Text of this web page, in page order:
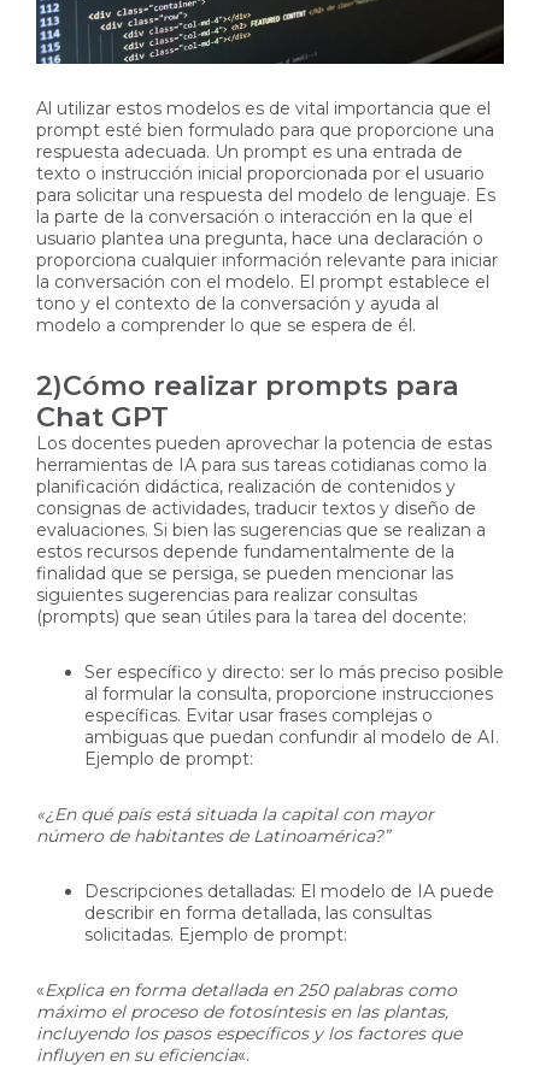
Al utilizar estos modelos es de vital importancia que el
prompt esté bien formulado para que proporcione una
respuesta adecuada. Un prompt es una entrada de
texto o instrucción inicial proporcionada por el usuario
para solicitar una respuesta del modelo de lenguaje. Es
la parte de la conversación o interacción en la que el
usuario plantea una pregunta, hace una declaración o
proporciona cualquier información relevante para iniciar
la conversación con el modelo. El prompt establece el
tono y el contexto de la conversación y ayuda al
modelo a comprender lo que se espera de él.
2)Cómo realizar prompts para
Chat GPT
Los docentes pueden aprovechar la potencia de estas
herramientas de IA para sus tareas cotidianas como la
planificación didáctica, realización de contenidos y
consignas de actividades, traducir textos y diseño de
evaluaciones. Si bien las sugerencias que se realizan a
estos recursos depende fundamentalmente de la
finalidad que se persiga, se pueden mencionar las
siguientes sugerencias para realizar consultas
(prompts) que sean útiles para la tarea del docente:
Ser específico y directo: ser lo más preciso posible
al formular la consulta, proporcione instrucciones
específicas. Evitar usar frases complejas o
ambiguas que puedan confundir al modelo de AI.
Ejemplo de prompt:
«¿En qué país está situada la capital con mayor
número de habitantes de Latinoamérica?”
Descripciones detalladas: El modelo de IA puede
describir en forma detallada, las consultas
solicitadas. Ejemplo de prompt:
«Explica en forma detallada en 250 palabras como
máximo el proceso de fotosíntesis en las plantas,
incluyendo los pasos específicos y los factores que
influyen en su eficiencia«.